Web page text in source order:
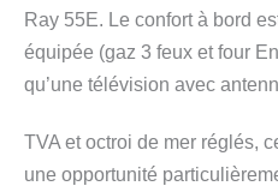
Ray 55E. Le confort à bord
équipée (gaz 3 feux et four
qu’une télévision avec
TVA et octroi de mer réglés,
une opportunité